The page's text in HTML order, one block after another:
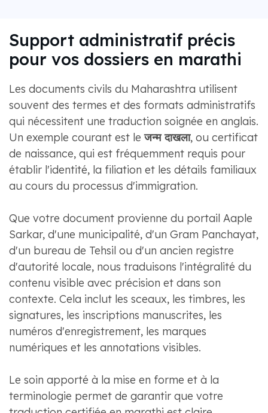
Support administratif précis
pour vos dossiers en marathi
Les documents civils du Maharashtra utilisent
souvent des termes et des formats administratifs
qui nécessitent une traduction soignée en anglais.
Un exemple courant est leजन्म दाखला, ou certificat
de naissance, qui est fréquemment requis pour
établir l'identité, la filiation et les détails familiaux
au cours du processus d'immigration.
Que votre document provienne du portail Aaple
Sarkar, d'une municipalité, d'un Gram Panchayat,
d'un bureau de Tehsil ou d'un ancien registre
d'autorité locale, nous traduisons l'intégralité du
contenu visible avec précision et dans son
contexte. Cela inclut les sceaux, les timbres, les
signatures, les inscriptions manuscrites, les
numéros d'enregistrement, les marques
numériques et les annotations visibles.
Le soin apporté à la mise en forme et à la
terminologie permet de garantir que votre